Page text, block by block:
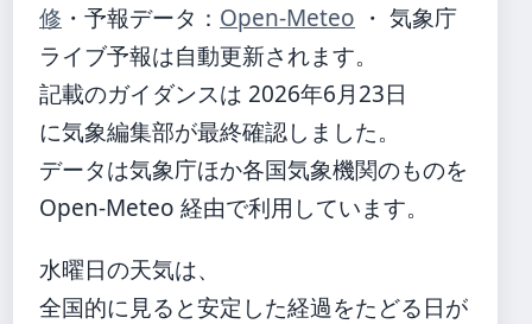
修 ・ 予報データ： Open-Meteo ・ 気象庁
ライブ予報は自動更新されます。
記載のガイダンスは 2026年6月23日
に気象編集部が最終確認しました。
データは気象庁ほか各国気象機関のものを
Open-Meteo 経由で利用しています。
水曜日の天気は、
全国的に見ると安定した経過をたどる日が